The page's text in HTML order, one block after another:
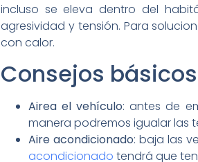
incluso se eleva dentro del
agresividad y tensión. Para
con calor.
Consejos
Airea el vehículo: antes de
manera podremos igualar las
Aire acondicionado: baja las
acondicionado tendrá que